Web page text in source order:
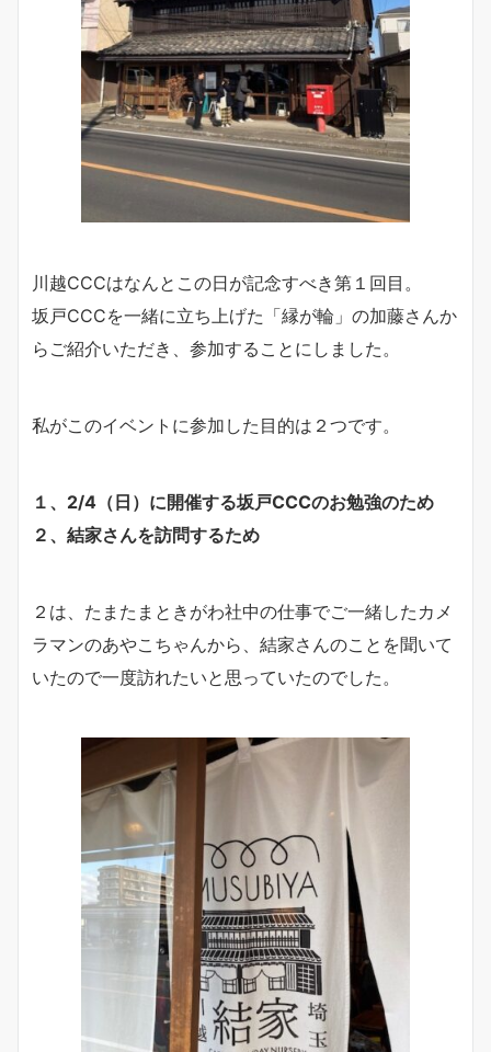
川越CCCはなんとこの日が記念すべき第１回目。
坂戸CCCを一緒に立ち上げた「縁が輪」の加藤さんか
らご紹介いただき、参加することにしました。
私がこのイベントに参加した目的は２つです。
１、2/4（日）に開催する坂戸CCCのお勉強のため
２、結家さんを訪問するため
２は、たまたまときがわ社中の仕事でご一緒したカメ
ラマンのあやこちゃんから、結家さんのことを聞いて
いたので一度訪れたいと思っていたのでした。